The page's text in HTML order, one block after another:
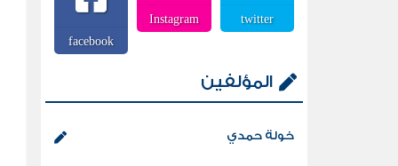
twitter
Instagram
facebook
المؤلفين
خولة حمدي